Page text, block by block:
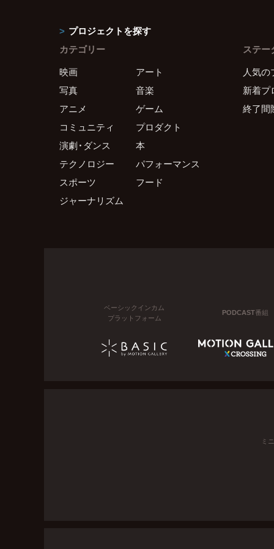
プロジェクトを探す
カテゴリー
映画
アート
写真
音楽
アニメ
ゲーム
コミュニティ
プロダクト
演劇・ダンス
本
テクノロジー
パフォーマンス
スポーツ
フード
ジャーナリズム
ステー
人気の
新着プ
終了間
ベーシックインカム
プラットフォーム
PODCAST番組
ミ